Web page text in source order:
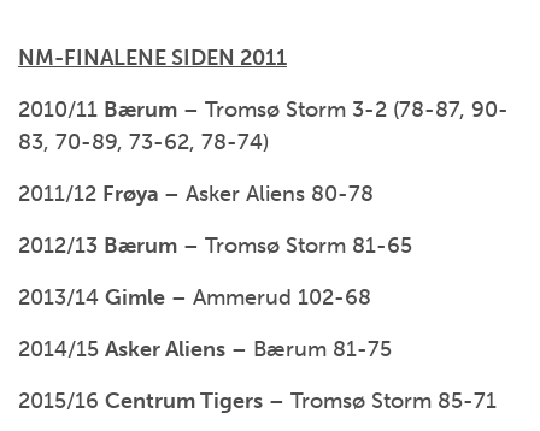
NM-FINALENE SIDEN 2011
2010/11 Bærum – Tromsø Storm 3-2 (78-87, 90-
83, 70-89, 73-62, 78-74)
2011/12 Frøya – Asker Aliens 80-78
2012/13 Bærum – Tromsø Storm 81-65
2013/14 Gimle – Ammerud 102-68
2014/15 Asker Aliens – Bærum 81-75
2015/16 Centrum Tigers – Tromsø Storm 85-71